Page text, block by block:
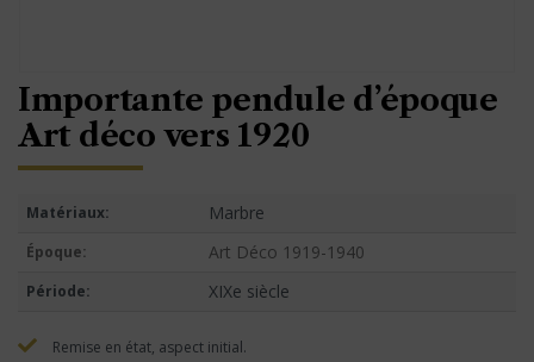
Importante pendule d’époque
Art déco vers 1920
Matériaux: Marbre
Époque: Art Déco 1919-1940
Période: XIXe siècle
Remise en état, aspect initial.